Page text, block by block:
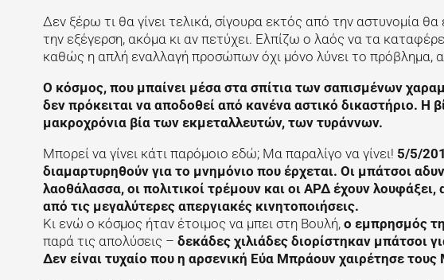
Δεν ξέρω τι θα γίνει τελικά, σίγουρα εκτός από την αστυνομία
την εξέγερση, ακόμα κι αν πετύχει. Ελπίζω ο λαός να τα
καθώς η απλή εναλλαγή προσώπων όχι μόνο λύνει το πρόβλημα,
Ο κόσμος, που μπαίνει μέσα στα σπίτια των σαπισμένων
δεν πρόκειται να αποδοθεί από κανένα αστικό δικαστήριο. Η
μακροχρόνια βία των εκμεταλλευτών, των τυράννων.
Μπορεί να γίνει κάτι παρόμοιο εδώ; Μα παραλίγο να γίνει! 5/5/
διαμαρτυρηθούν για το μνημόνιο που έρχεται. Οι μπάτσοι
λαοθάλασσα, οι πολιτικοί τρέμουν και οι ΑΡΔ έχουν
από τις μεγαλύτερες απεργιακές κινητοποιήσεις.
Κι ενώ ο κόσμος ήταν έτοιμος να μπει στη Βουλή, ο εμπρησμός
παρά τις απολύσεις – δεκάδες χιλιάδες διορίστηκαν μπάτσοι
Δεν είναι τυχαίο που η αρσενική Εύα Μπράουν χαιρέτησε